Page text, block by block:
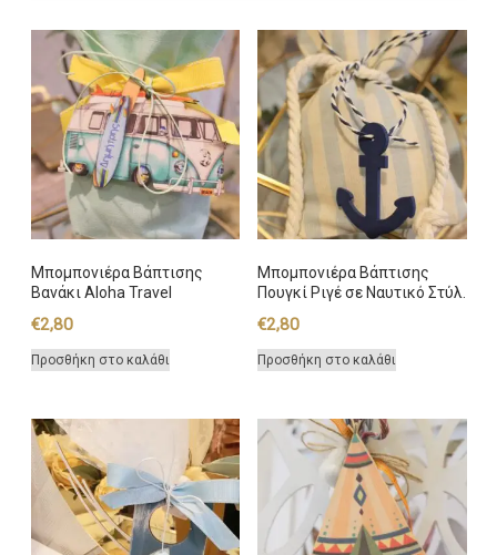
Μπομπονιέρα Βάπτισης
Βανάκι Aloha Travel
€2,80
Προσθήκη στο καλάθι
Μπομπονιέρα Βάπτισης
Πουγκί Ριγέ σε Ναυτικό Στύλ.
€2,80
Προσθήκη στο καλάθι